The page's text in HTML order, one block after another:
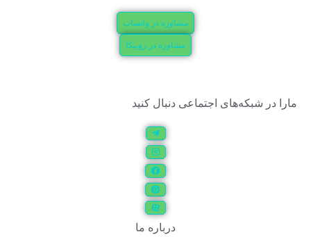
مشاوره در واتساپ
مشاوره در روبیکا
مارا در شبکه‌های اجتماعی دنبال کنید
درباره ما